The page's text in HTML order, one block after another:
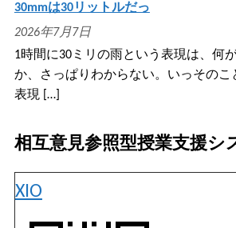
30mmは30リットルだっ
2026年7月7日
1時間に30ミリの雨という表現は、何
か、さっぱりわからない。いっそのこ
表現 […]
相互意見参照型授業支援シ
XIO